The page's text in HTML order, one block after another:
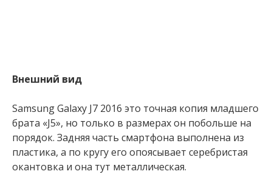
Внешний вид
Samsung Galaxy J7 2016 это точная копия младшего
брата «J5», но только в размерах он побольше на
порядок. Задняя часть смартфона выполнена из
пластика, а по кругу его опоясывает серебристая
окантовка и она тут металлическая.